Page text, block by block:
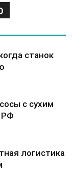
станок
с сухим
РФ
логистика